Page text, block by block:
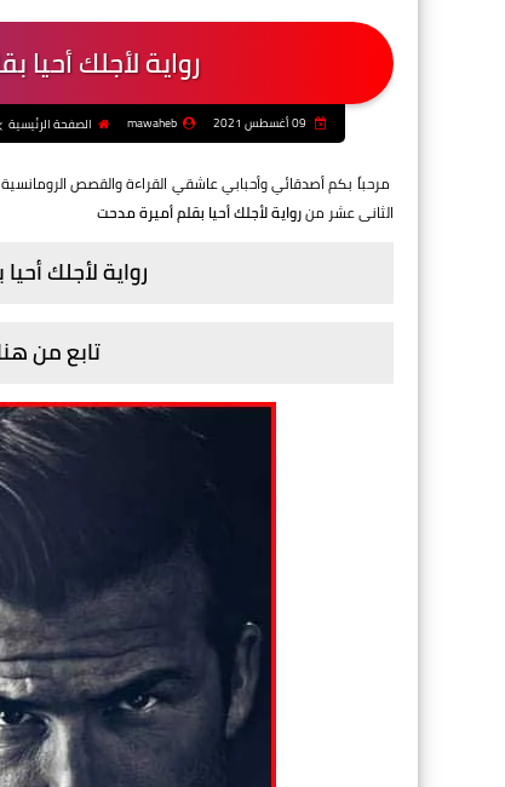
رواية لأجلك
mawaheb الصفحة الرئيسية
مرحباً بكم أصدقائي وأحبابي عاشقي القراءة والقصص
الثانى عشر منرواية لأجلك أحيا بقلم أميرة مدحت
رواية لأجلك
تابع من